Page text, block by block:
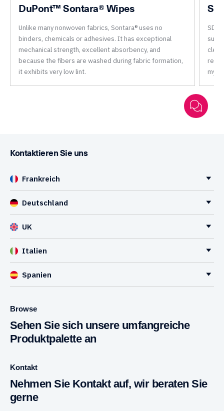
DuPont™ Sontara® Wipes
Unlike many nonwoven fabrics, Sontara® uses no
binders, chemicals or adhesives. It has exceptional
mechanical strength, excellent absorbency, and
because the fibers are washed during fabric formation,
it exhibits very low lint.
SDI
Kontaktieren Sie uns
Frankreich
Deutschland
UK
Italien
Spanien
Browse
Sehen Sie sich unsere umfangreiche
Produktpalette an
Kontakt
Nehmen Sie Kontakt auf, wir beraten Sie
gerne